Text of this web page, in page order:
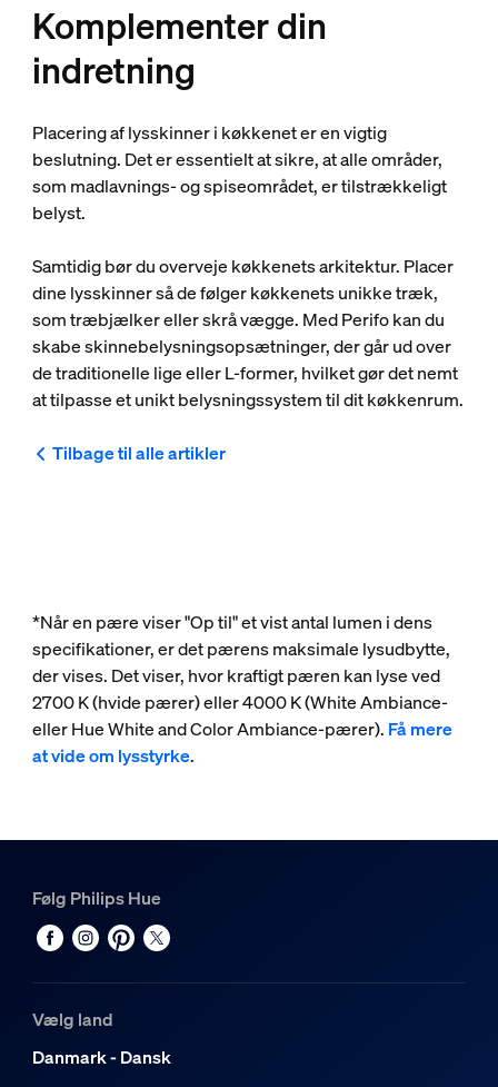
Komplementer din
indretning
Placering af lysskinner i køkkenet er en vigtig
beslutning. Det er essentielt at sikre, at alle områder,
som madlavnings- og spiseområdet, er tilstrækkeligt
belyst.
Samtidig bør du overveje køkkenets arkitektur. Placer
dine lysskinner så de følger køkkenets unikke træk,
som træbjælker eller skrå vægge. Med Perifo kan du
skabe skinnebelysningsopsætninger, der går ud over
de traditionelle lige eller L-former, hvilket gør det nemt
at tilpasse et unikt belysningssystem til dit køkkenrum.
Tilbage til alle artikler
*Når en pære viser "Op til" et vist antal lumen i dens
specifikationer, er det pærens maksimale lysudbytte,
der vises. Det viser, hvor kraftigt pæren kan lyse ved
2700 K (hvide pærer) eller 4000 K (White Ambiance-
eller Hue White and Color Ambiance-pærer). Få mere
at vide om lysstyrke.
Følg Philips Hue
Vælg land
Danmark - Dansk